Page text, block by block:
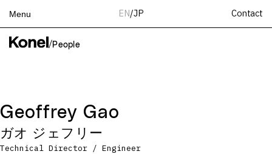
Menu EN/JP Contact
Top
About
People
/ People
Geoffrey Gao
ガオ ジェフリー
Technical Director / Engineer